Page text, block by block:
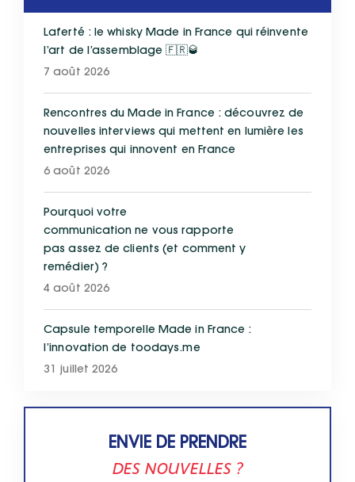
Laferté : le whisky Made in France qui réinvente
l’art de l’assemblage 🇫🇷🥃
7 août 2026
Rencontres du Made in France : découvrez de
nouvelles interviews qui mettent en lumière les
entreprises qui innovent en France
6 août 2026
Pourquoi votre
communication ne vous rapporte
pas assez de clients (et comment y
remédier) ?
4 août 2026
Capsule temporelle Made in France :
l’innovation de toodays.me
31 juillet 2026
ENVIE DE PRENDRE
DES NOUVELLES ?